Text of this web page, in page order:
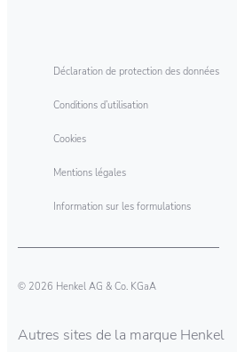
Déclaration de protection des données
Conditions d’utilisation
Cookies
Mentions légales
Information sur les formulations
© 2026 Henkel AG & Co. KGaA
Autres sites de la marque Henkel